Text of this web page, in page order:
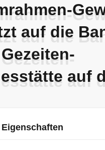
auf die
auf
auf die
auf